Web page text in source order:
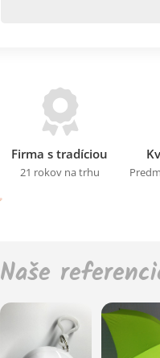
Firma s tradíciou
21 rokov na trhu
Naše